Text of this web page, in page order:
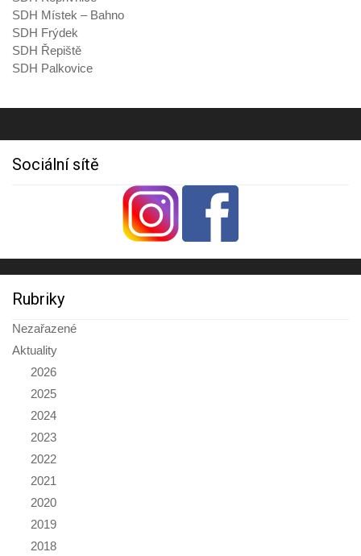
SDH Místek – Bahno
SDH Frýdek
SDH Řepiště
SDH Palkovice
Sociální sítě
Rubriky
Nezařazené
Aktuality
2026
2025
2024
2023
2022
2021
2020
2019
2018